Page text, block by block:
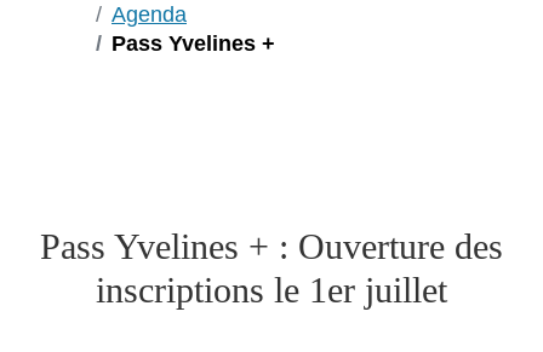
Agenda
Pass Yvelines +
Pass Yvelines + : Ouverture des
inscriptions le 1er juillet